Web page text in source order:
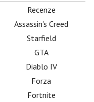
Recenze
Assassin's Creed
Starfield
GTA
Diablo IV
Forza
Fortnite